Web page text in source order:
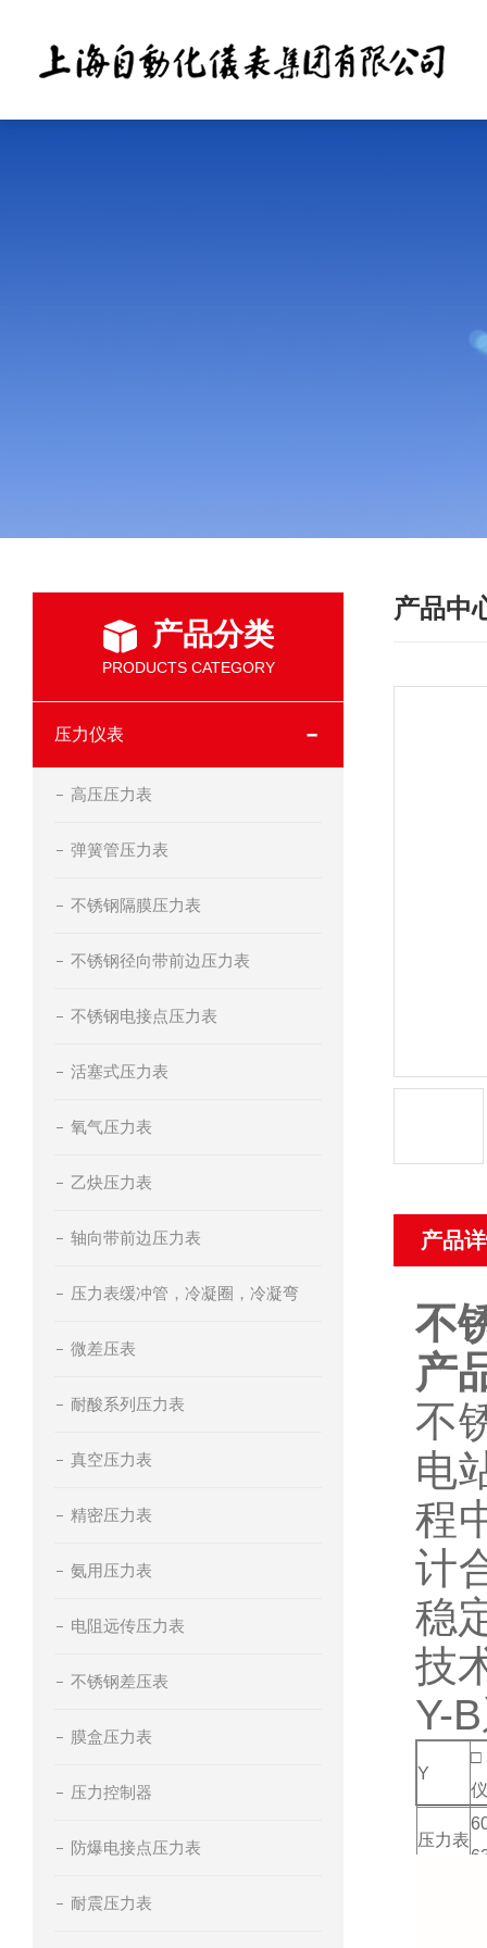
产品分类
PRODUCTS CATEGORY
压力仪表
高压压力表
弹簧管压力表
不锈钢隔膜压力表
不锈钢径向带前边压力表
不锈钢电接点压力表
活塞式压力表
氧气压力表
乙炔压力表
轴向带前边压力表
压力表缓冲管，冷凝圈，冷凝弯
微差压表
耐酸系列压力表
真空压力表
精密压力表
氨用压力表
电阻远传压力表
不锈钢差压表
膜盒压力表
压力控制器
防爆电接点压力表
耐震压力表
产品中
产品
不
产
不
电
程
计
稳
技
Y-
Y
□
压力表